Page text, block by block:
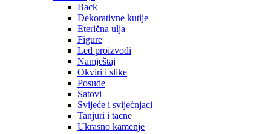
Back
Dekorativne kutije
Eterična ulja
Figure
Led proizvodi
Namještaj
Okviri i slike
Posude
Satovi
Svijeće i svijećnjaci
Tanjuri i tacne
Ukrasno kamenje